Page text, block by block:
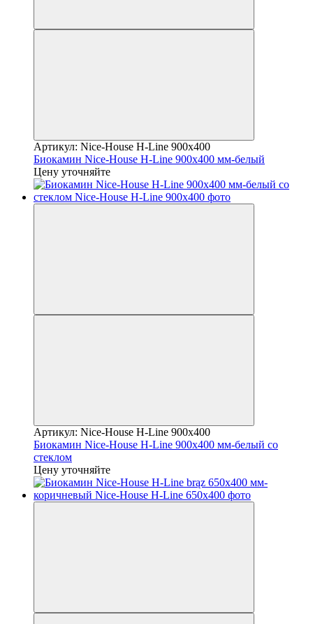
Артикул: Nice-House H-Line 900x400
Биокамин Nice-House H-Line 900x400 мм-белый
Цену уточняйте
Артикул: Nice-House H-Line 900x400
Биокамин Nice-House H-Line 900x400 мм-белый со
стеклом
Цену уточняйте